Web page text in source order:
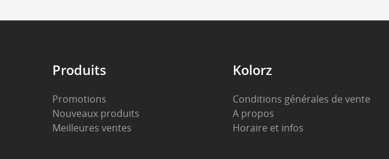
Produits
Promotions
Nouveaux produits
Meilleures ventes
Kolorz
Conditions générales de vente
A propos
Horaire et infos